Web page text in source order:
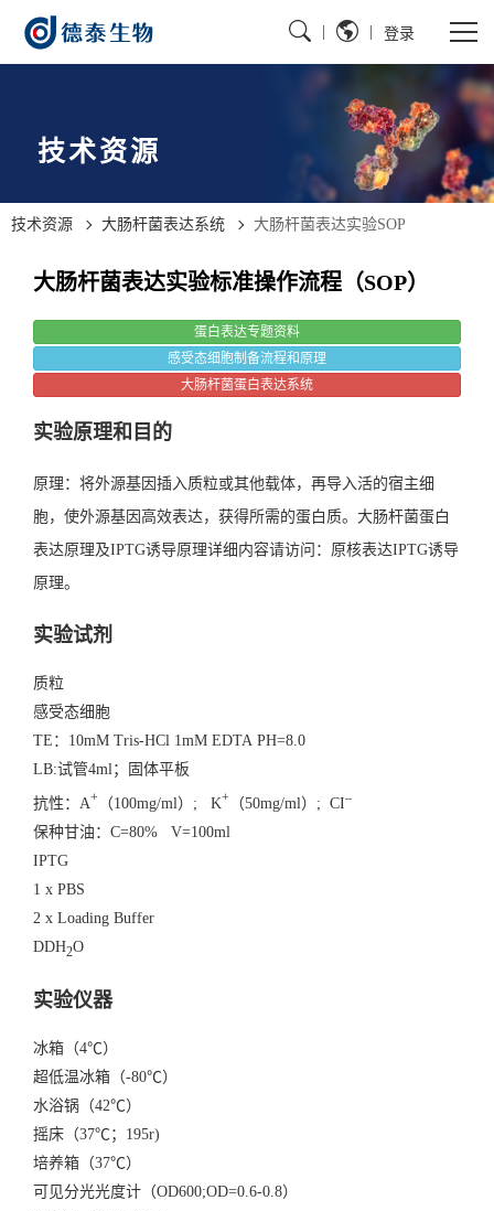
登录
技术资源
技术资源 大肠杆菌表达系统 大肠杆菌表达实验SOP
大肠杆菌表达实验标准操作流程（SOP）
蛋白表达专题资料
感受态细胞制备流程和原理
大肠杆菌蛋白表达系统
实验原理和目的
原理：将外源基因插入质粒或其他载体，再导入活的宿主细
胞，使外源基因高效表达，获得所需的蛋白质。大肠杆菌蛋白
表达原理及IPTG诱导原理详细内容请访问：原核表达IPTG诱导
原理。
实验试剂
质粒
感受态细胞
TE：10mM Tris-HCl 1mM EDTA PH=8.0
LB:试管4ml；固体平板
抗性：A+ （100mg/ml）; K+ （50mg/ml）; CI–
保种甘油：C=80% V=100ml
IPTG
1 x PBS
2 x Loading Buffer
DDH2O
实验仪器
冰箱（4℃）
超低温冰箱（-80℃）
水浴锅（42℃）
摇床（37℃；195r)
培养箱（37℃）
可见分光光度计（OD600;OD=0.6-0.8）